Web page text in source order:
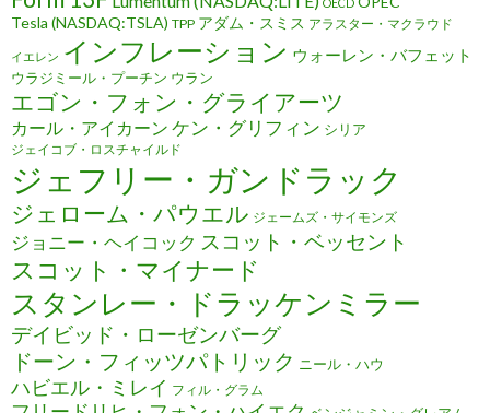
Tesla (NASDAQ:TSLA) TPP アダム・スミス アラスター・マクラウド
イエレン インフレーション ウォーレン・バフェット
ウラジミール・プーチン ウラン
エゴン・フォン・グライアーツ
カール・アイカーン ケン・グリフィン シリア
ジェイコブ・ロスチャイルド
ジェフリー・ガンドラック
ジェローム・パウエル ジェームズ・サイモンズ
ジョニー・ヘイコック スコット・ベッセント
スコット・マイナード
スタンレー・ドラッケンミラー
デイビッド・ローゼンバーグ
ドーン・フィッツパトリック ニール・ハウ
ハビエル・ミレイ フィル・グラム